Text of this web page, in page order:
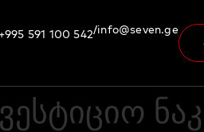
+995 591 100 542/info@seven.ge